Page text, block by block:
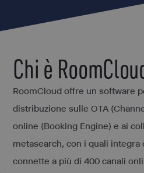
Chi è
RoomCloud offre un software
distribuzione sulle OTA
online (Booking Engine) e ai
metasearch, con i quali integra
connette a più di 400 canali